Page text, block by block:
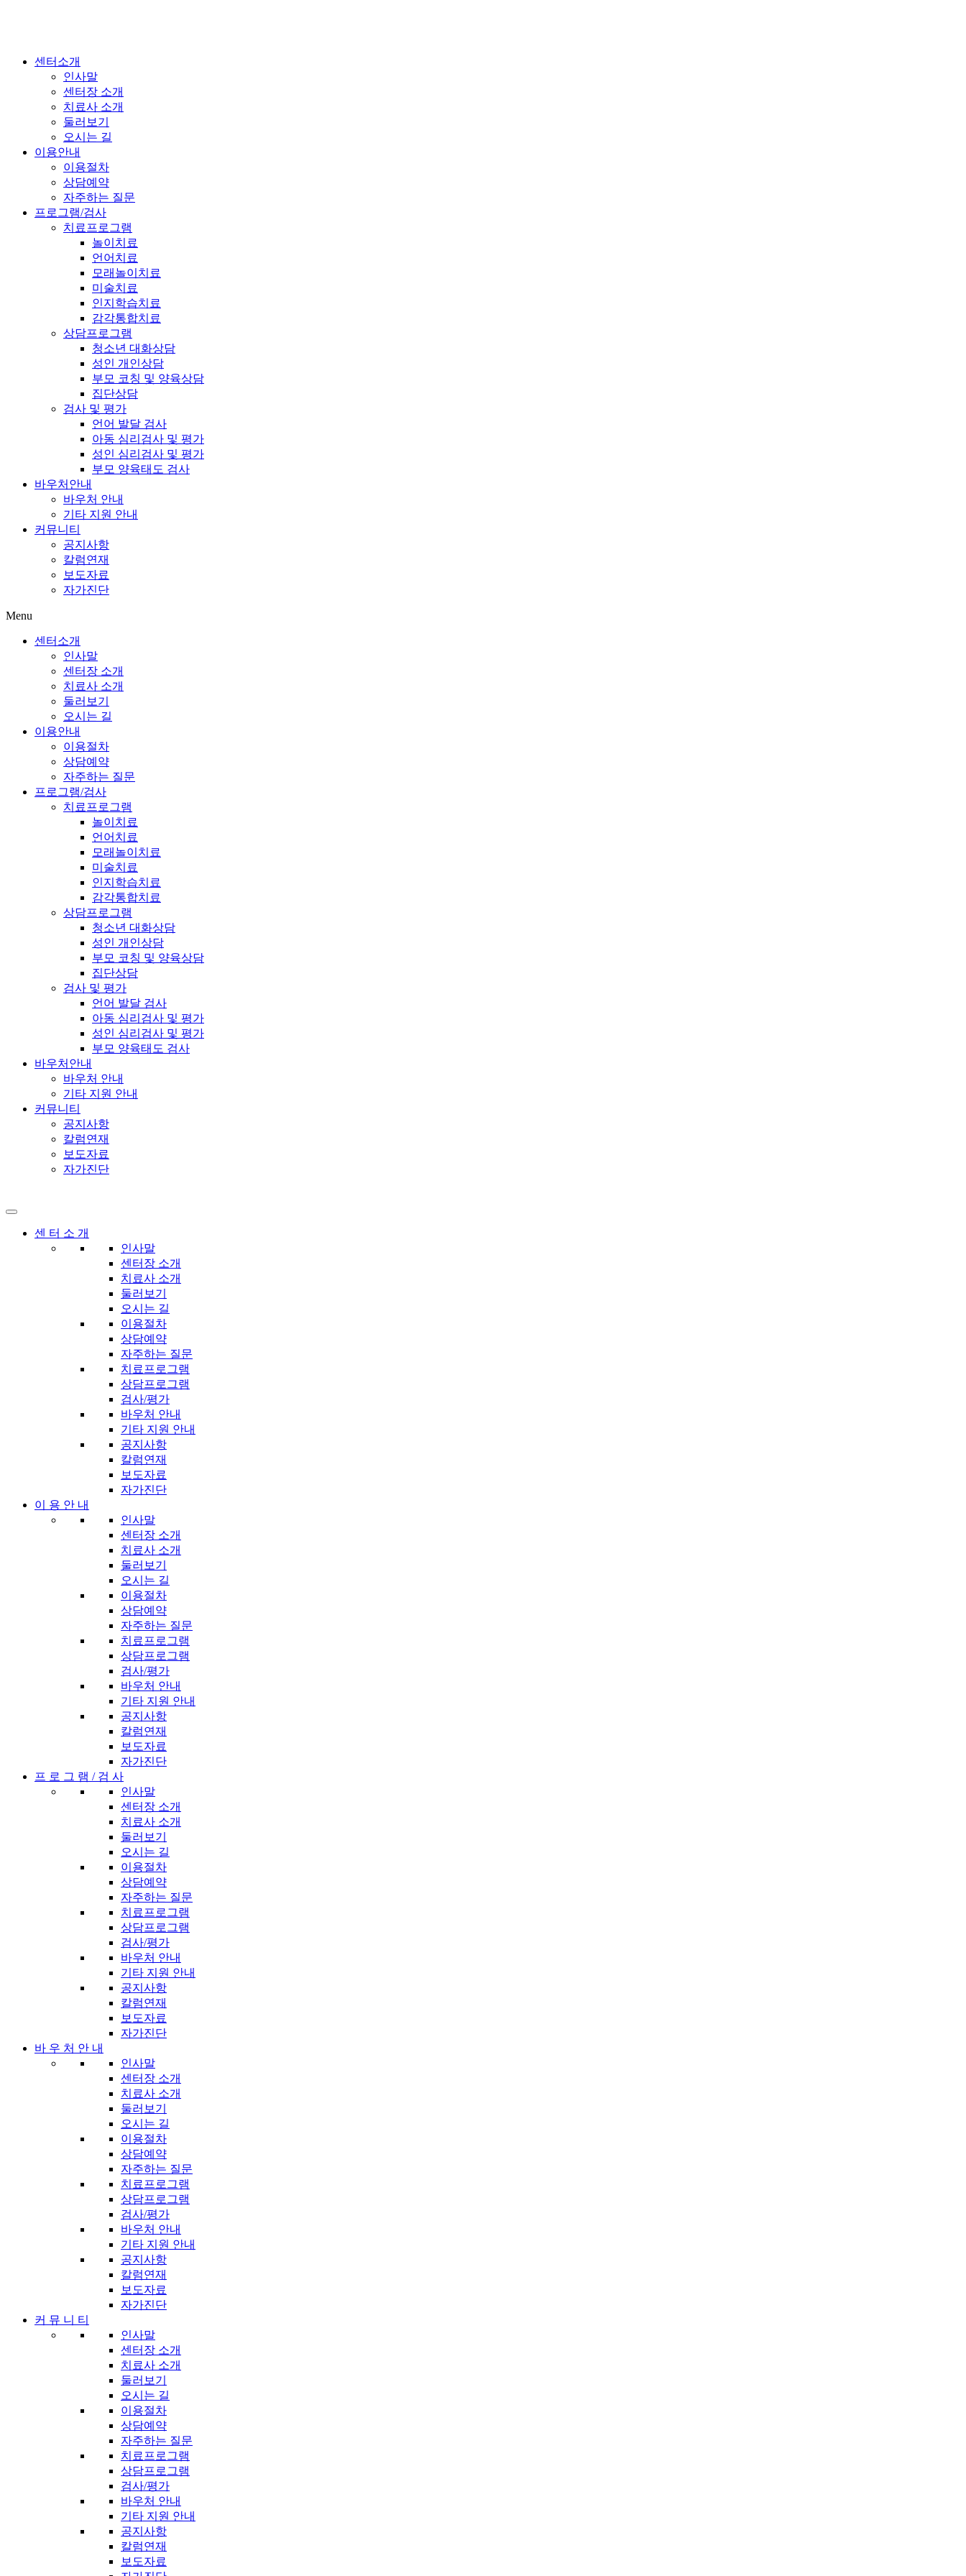
센터소개
인사말
센터장 소개
치료사 소개
둘러보기
오시는 길
이용안내
이용절차
상담예약
자주하는 질문
프로그램/검사
치료프로그램
놀이치료
언어치료
모래놀이치료
미술치료
인지학습치료
감각통합치료
상담프로그램
청소년 대화상담
성인 개인상담
부모 코칭 및 양육상담
집단상담
검사 및 평가
언어 발달 검사
아동 심리검사 및 평가
성인 심리검사 및 평가
부모 양육태도 검사
바우처안내
바우처 안내
기타 지원 안내
커뮤니티
공지사항
칼럼연재
보도자료
자가진단
Menu
센터소개
인사말
센터장 소개
치료사 소개
둘러보기
오시는 길
이용안내
이용절차
상담예약
자주하는 질문
프로그램/검사
치료프로그램
놀이치료
언어치료
모래놀이치료
미술치료
인지학습치료
감각통합치료
상담프로그램
청소년 대화상담
성인 개인상담
부모 코칭 및 양육상담
집단상담
검사 및 평가
언어 발달 검사
아동 심리검사 및 평가
성인 심리검사 및 평가
부모 양육태도 검사
바우처안내
바우처 안내
기타 지원 안내
커뮤니티
공지사항
칼럼연재
보도자료
자가진단
센 터 소 개
인사말
센터장 소개
치료사 소개
둘러보기
오시는 길
이용절차
상담예약
자주하는 질문
치료프로그램
상담프로그램
검사/평가
바우처 안내
기타 지원 안내
공지사항
칼럼연재
보도자료
자가진단
이 용 안 내
인사말
센터장 소개
치료사 소개
둘러보기
오시는 길
이용절차
상담예약
자주하는 질문
치료프로그램
상담프로그램
검사/평가
바우처 안내
기타 지원 안내
공지사항
칼럼연재
보도자료
자가진단
프 로 그 램 / 검 사
인사말
센터장 소개
치료사 소개
둘러보기
오시는 길
이용절차
상담예약
자주하는 질문
치료프로그램
상담프로그램
검사/평가
바우처 안내
기타 지원 안내
공지사항
칼럼연재
보도자료
자가진단
바 우 처 안 내
인사말
센터장 소개
치료사 소개
둘러보기
오시는 길
이용절차
상담예약
자주하는 질문
치료프로그램
상담프로그램
검사/평가
바우처 안내
기타 지원 안내
공지사항
칼럼연재
보도자료
자가진단
커 뮤 니 티
인사말
센터장 소개
치료사 소개
둘러보기
오시는 길
이용절차
상담예약
자주하는 질문
치료프로그램
상담프로그램
검사/평가
바우처 안내
기타 지원 안내
공지사항
칼럼연재
보도자료